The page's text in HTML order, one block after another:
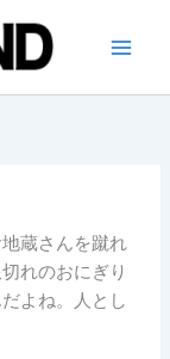
蔵さんを蹴れ
れのおにぎり
よね。人とし